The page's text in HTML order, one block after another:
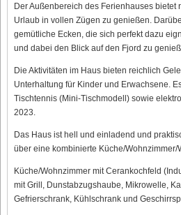
Der Außenbereich des Ferienhauses bietet
Urlaub in vollen Zügen zu genießen.
gemütliche Ecken, die sich perfekt dazu
und dabei den Blick auf den Fjord zu
Die Aktivitäten im Haus bieten reichlich
Unterhaltung für Kinder und Erwachsene.
Tischtennis (Mini-Tischmodell) sowie
2023.
Das Haus ist hell und einladend und
über eine kombinierte Küche/Wohnzimmer/
Küche/Wohnzimmer mit Cerankochfeld
mit Grill, Dunstabzugshaube, Mikrowelle,
Gefrierschrank, Kühlschrank und